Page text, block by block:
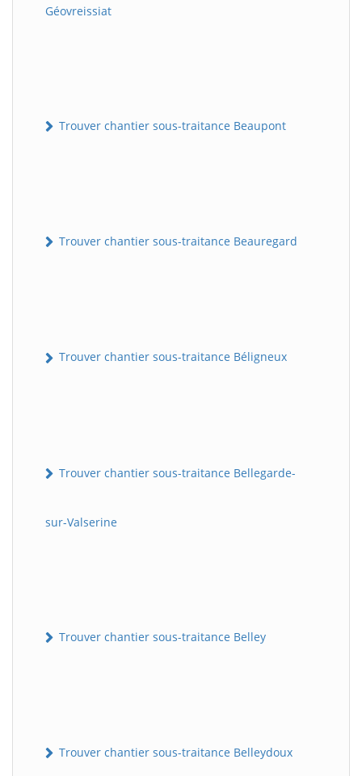
Géovreissiat
Trouver chantier sous-traitance Beaupont
Trouver chantier sous-traitance Beauregard
Trouver chantier sous-traitance Béligneux
Trouver chantier sous-traitance Bellegarde-
sur-Valserine
Trouver chantier sous-traitance Belley
Trouver chantier sous-traitance Belleydoux